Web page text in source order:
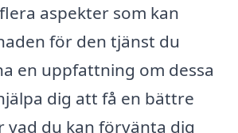
aspekter som kan
för den tjänst du
en uppfattning om dessa
dig att få en bättre
vad du kan förvänta dig